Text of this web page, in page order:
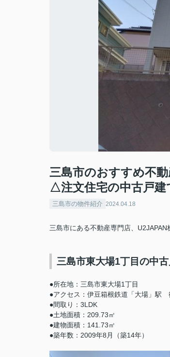
三島市のおすすめ不
△注文住宅の中古戸建
三島市の物件紹介 2024.04.18
三島市にある不動産専門店、U2JAPAN
三島市東大場1丁目の中
●所在地：三島市東大場1丁目
●アクセス：伊豆箱根鉄道「大場」駅
●間取り：3LDK
●土地面積：209.73㎡
●建物面積：141.73㎡
●築年数：2009年8月（築14年）